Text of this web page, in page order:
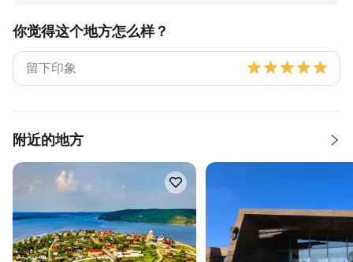
你觉得这个地方怎么样？
附近的地方